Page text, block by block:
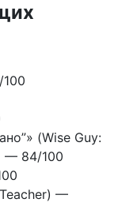
(Wise Guy:
— 84/100
Teacher) —